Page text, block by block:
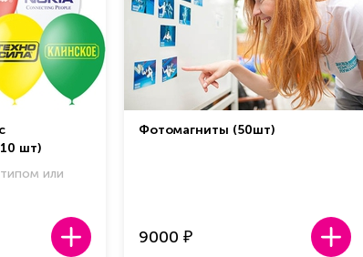
шт)
или
Фотомагниты (50шт)
9000 ₽